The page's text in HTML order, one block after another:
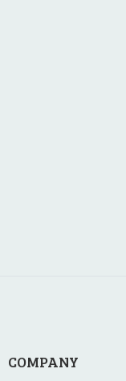
COMPANY